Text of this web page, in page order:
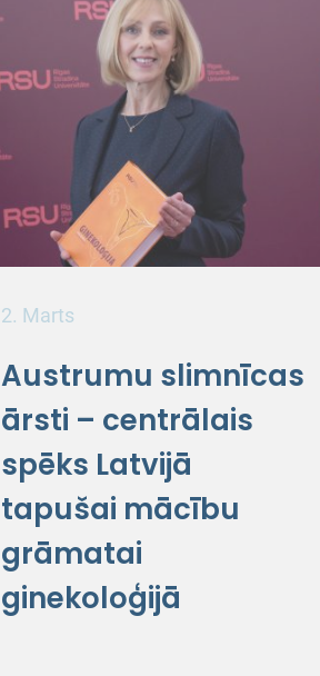
2. Marts
Austrumu slimnīcas
ārsti – centrālais
spēks Latvijā
tapušai mācību
grāmatai
ginekoloģijā